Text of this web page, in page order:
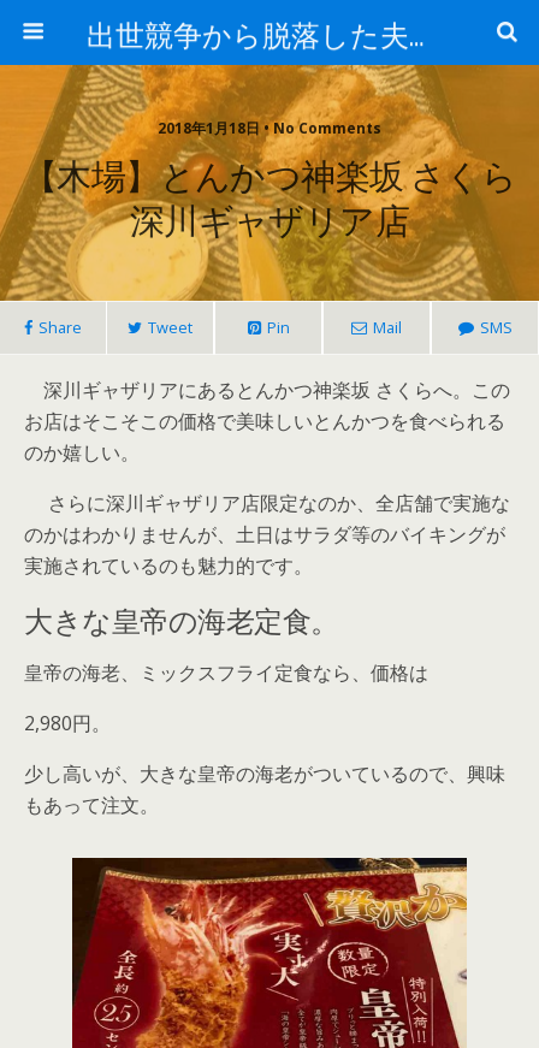
出世競争から脱落した夫と妻の日常
2018年1月18日 • No Comments
【木場】とんかつ神楽坂 さくら
深川ギャザリア店
Share Tweet Pin Mail SMS
深川ギャザリアにあるとんかつ神楽坂 さくらへ。この
お店はそこそこの価格で美味しいとんかつを食べられる
のか嬉しい。
さらに深川ギャザリア店限定なのか、全店舗で実施な
のかはわかりませんが、土日はサラダ等のバイキングが
実施されているのも魅力的です。
大きな皇帝の海老定食。
皇帝の海老、ミックスフライ定食なら、価格は
2,980円。
少し高いが、大きな皇帝の海老がついているので、興味
もあって注文。